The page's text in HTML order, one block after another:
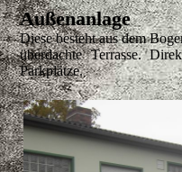
Außenanlage
Diese besteht aus dem
überdachte Terrasse.
Parkplätze.